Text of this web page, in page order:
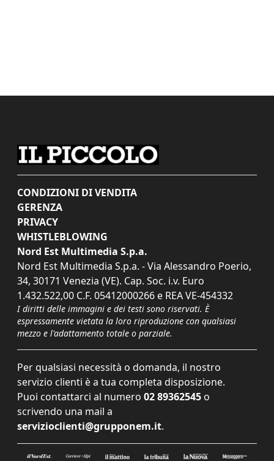
CONDIZIONI DI VENDITA
GERENZA
PRIVACY
WHISTLEBLOWING
Nord Est Multimedia S.p.a.
Nord Est Multimedia S.p.a. - Via Alessandro Poerio,
34, 30171 Venezia (VE). Cap. Soc. i.v. Euro
1.432.522,00 C.F. 05412000266 e REA VE-454332
I diritti delle immagini e dei testi sono riservati. È
espressamente vietata la loro riproduzione con qualsiasi
mezzo e l'adattamento totale o parziale.
Per qualsiasi necessità o domanda, il nostro
servizio clienti è a tua completa disposizione.
Puoi contattarci al numero 02 89362545 o
scrivendo una mail a
servizioclienti@grupponem.it.